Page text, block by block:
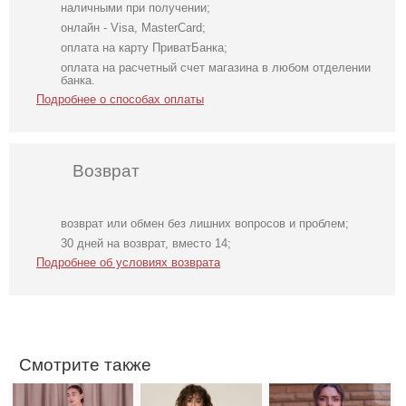
наличными при получении;
онлайн - Visa, MasterCard;
оплата на карту ПриватБанка;
оплата на расчетный счет магазина в любом отделении
банка.
Подробнее о способах оплаты
Возврат
возврат или обмен без лишних вопросов и проблем;
30 дней на возврат, вместо 14;
Подробнее об условиях возврата
Смотрите также
Атласное
длинное платье
на бретелях в
Легкое
шифоновое
короткое платье